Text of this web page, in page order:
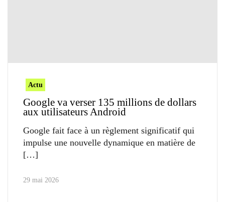
Actu
Google va verser 135 millions de dollars
aux utilisateurs Android
Google fait face à un règlement significatif qui
impulse une nouvelle dynamique en matière de
29 mai 2026